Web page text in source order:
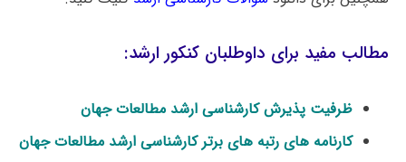
مطالب مفید برای داوطلبان کنکور ارشد:
ظرفیت پذیرش کارشناسی ارشد مطالعات جهان
کارنامه های رتبه های برتر کارشناسی ارشد مطالعات جهان